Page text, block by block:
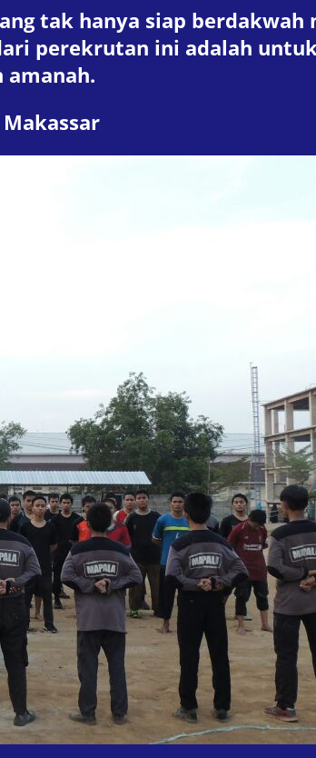
tak hanya siap
perekrutan ini adalah